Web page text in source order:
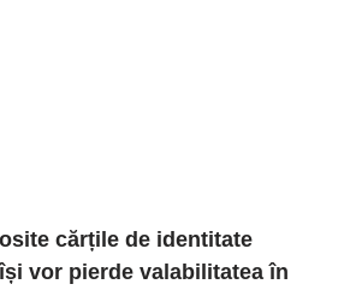
cărțile de identitate
vor pierde valabilitatea în